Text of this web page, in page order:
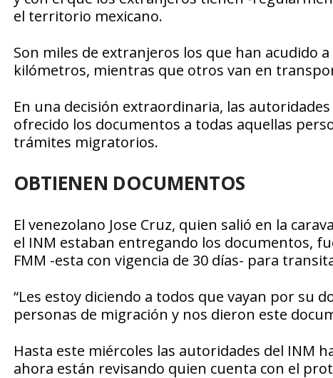
el territorio mexicano.
Son miles de extranjeros los que han acudido
kilómetros, mientras que otros van en
En una decisión extraordinaria, las
ofrecido los documentos a todas aquellas
trámites migratorios.
OBTIENEN DOCUMENTOS
El venezolano Jose Cruz, quien salió en la
el INM estaban entregando los documentos,
FMM -esta con vigencia de 30 días- para
“Les estoy diciendo a todos que vayan por su
personas de migración y nos dieron este
Hasta este miércoles las autoridades del INM
ahora están revisando quien cuenta con el